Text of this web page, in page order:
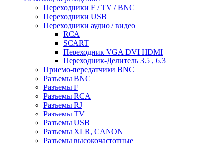
Переходники F / TV / BNC
Переходники USB
Переходники аудио / видео
RCA
SCART
Переходник VGA DVI HDMI
Переходник-Делитель 3.5 , 6.3
Приемо-передатчики BNC
Разъемы BNC
Разъемы F
Разъемы RCA
Разъемы RJ
Разъемы TV
Разъемы USB
Разъемы XLR, CANON
Разъемы высокочастотные